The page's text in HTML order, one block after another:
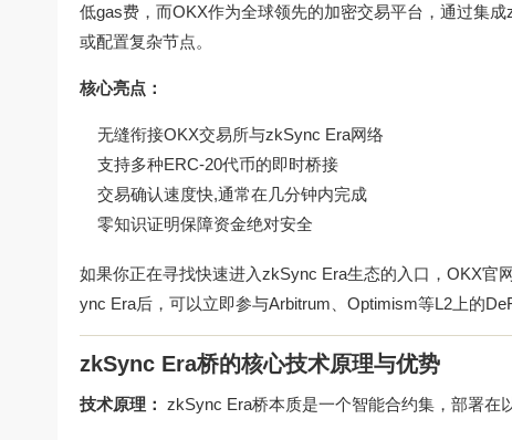
低gas费，而OKX作为全球领先的加密交易平台，通过集
或配置复杂节点。
核心亮点：
无缝衔接OKX交易所与zkSync Era网络
支持多种ERC-20代币的即时桥接
交易确认速度快,通常在几分钟内完成
零知识证明保障资金绝对安全
如果你正在寻找快速进入zkSync Era生态的入口， OKX官
ync Era后，可以立即参与Arbitrum、Optimism等L2上的
zkSync Era桥的核心技术原理与优势
技术原理： zkSync Era桥本质是一个智能合约集，部署在